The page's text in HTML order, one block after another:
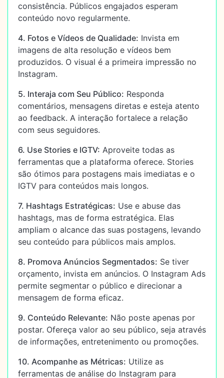
consistência. Públicos engajados esperam
conteúdo novo regularmente.
4. Fotos e Vídeos de Qualidade: Invista em
imagens de alta resolução e vídeos bem
produzidos. O visual é a primeira impressão no
Instagram.
5. Interaja com Seu Público: Responda
comentários, mensagens diretas e esteja atento
ao feedback. A interação fortalece a relação
com seus seguidores.
6. Use Stories e IGTV: Aproveite todas as
ferramentas que a plataforma oferece. Stories
são ótimos para postagens mais imediatas e o
IGTV para conteúdos mais longos.
7. Hashtags Estratégicas: Use e abuse das
hashtags, mas de forma estratégica. Elas
ampliam o alcance das suas postagens, levando
seu conteúdo para públicos mais amplos.
8. Promova Anúncios Segmentados: Se tiver
orçamento, invista em anúncios. O Instagram Ads
permite segmentar o público e direcionar a
mensagem de forma eficaz.
9. Conteúdo Relevante: Não poste apenas por
postar. Ofereça valor ao seu público, seja através
de informações, entretenimento ou promoções.
10. Acompanhe as Métricas: Utilize as
ferramentas de análise do Instagram para